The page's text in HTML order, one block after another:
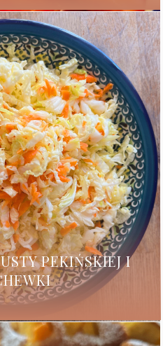
PEKIŃSKIEJ I